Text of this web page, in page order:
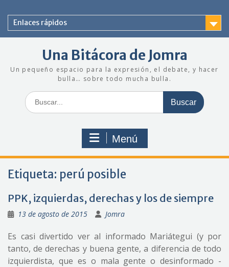
contenido
Enlaces rápidos
Una Bitácora de Jomra
Un pequeño espacio para la expresión, el debate, y hacer
bulla… sobre todo mucha bulla.
Buscar:
Menú
Etiqueta: perú posible
PPK, izquierdas, derechas y los de siempre
13 de agosto de 2015 Jomra
Es casi divertido ver al informado Mariátegui (y por
tanto, de derechas y buena gente, a diferencia de todo
izquierdista, que es o mala gente o desinformado -